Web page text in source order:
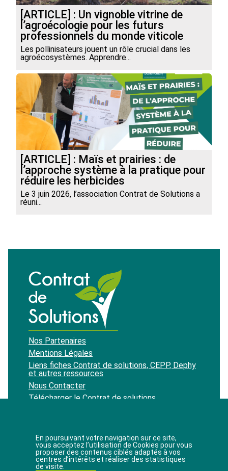
En poursuivant votre navigation sur ce site,
vous acceptez l’utilisation de Cookies pour vous
proposer des contenus ciblés adaptés à vos
centres d’intérêts et réaliser des statistiques
de visite.
[ARTICLE] : Un vignoble vitrine de
l’agroécologie pour les futurs
professionnels du monde viticole
Les pollinisateurs jouent un rôle crucial dans les
agroécosystèmes. Apprendre...
[ARTICLE] : Maïs et prairies : de
l’approche système à la pratique pour
réduire les herbicides
Le 3 juin 2026, l’association Contrat de Solutions a
réuni...
Nos Partenaires
Mentions Légales
Liens fiches Contrat de solutions, CEPP, Dephy
et autres ressources
Nous Contacter
Télécharger le Contrat de solutions
J'accepte de recevoir les newsletters du site.